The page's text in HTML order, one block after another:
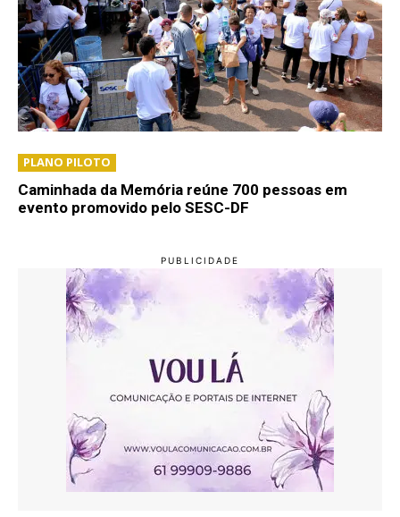
PLANO PILOTO
Caminhada da Memória reúne 700 pessoas em
evento promovido pelo SESC-DF